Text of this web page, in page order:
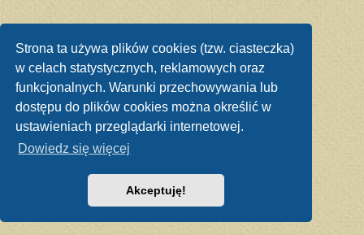
Strona ta używa plików cookies (tzw. ciasteczka)
w celach statystycznych, reklamowych oraz
funkcjonalnych. Warunki przechowywania lub
dostępu do plików cookies można określić w
ustawieniach przeglądarki internetowej.
Dowiedz się więcej
Akceptuję!